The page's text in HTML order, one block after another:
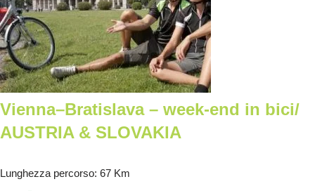
Vienna–Bratislava – week-end in bici/
AUSTRIA & SLOVAKIA
Lunghezza percorso: 67 Km